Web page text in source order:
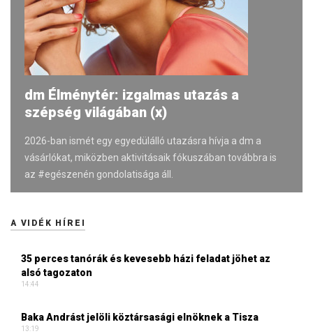
dm Élménytér: izgalmas utazás a
szépség világában (x)
2026-ban ismét egy egyedülálló utazásra hívja a dm a
vásárlókat, miközben aktivitásaik fókuszában továbbra is
az #egészenén gondolatisága áll.
A VIDÉK HÍREI
35 perces tanórák és kevesebb házi feladat jöhet az
alsó tagozaton
14:44
Baka Andrást jelöli köztársasági elnöknek a Tisza
13:19